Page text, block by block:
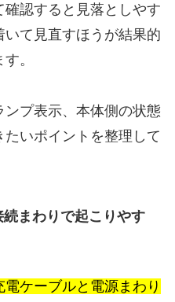
認すると見落としやす
て見直すほうが結果的
。
ンプ表示、本体側の状態
いポイントを整理して
まわりで起こりやす
電ケーブルと電源まわり